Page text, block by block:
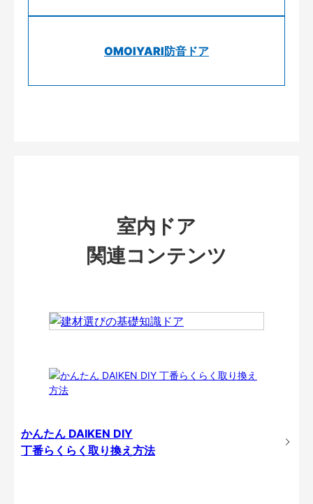
OMOIYARI防音ドア
室内ドア
関連コンテンツ
かんたん DAIKEN DIY
丁番らくらく取り換え方法